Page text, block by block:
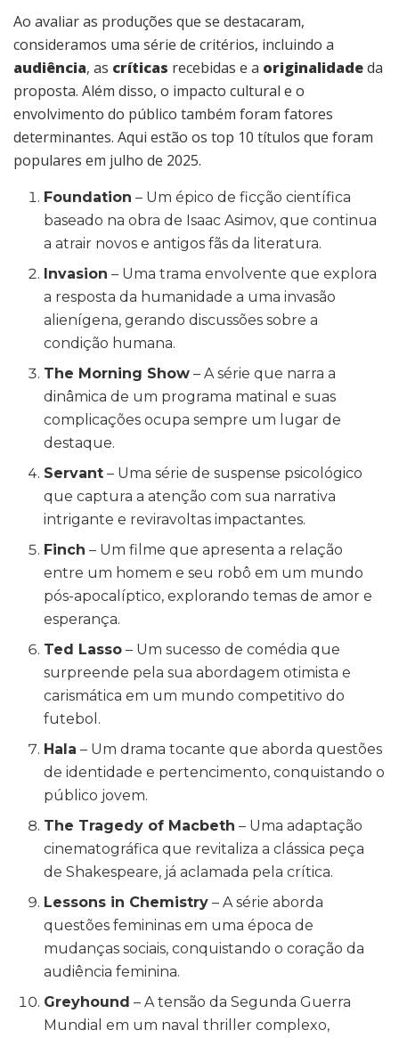
Ao avaliar as produções que se destacaram,
consideramos uma série de critérios, incluindo a
audiência, as críticas recebidas e a originalidadeda
proposta. Além disso, o impacto cultural e o
envolvimento do público também foram fatores
determinantes. Aqui estão os top 10 títulos que foram
populares em julho de 2025.
Foundation – Um épico de ficção científica
baseado na obra de Isaac Asimov, que continua
a atrair novos e antigos fãs da literatura.
Invasion – Uma trama envolvente que explora
a resposta da humanidade a uma invasão
alienígena, gerando discussões sobre a
condição humana.
The Morning Show – A série que narra a
dinâmica de um programa matinal e suas
complicações ocupa sempre um lugar de
destaque.
Servant – Uma série de suspense psicológico
que captura a atenção com sua narrativa
intrigante e reviravoltas impactantes.
Finch – Um filme que apresenta a relação
entre um homem e seu robô em um mundo
pós-apocalíptico, explorando temas de amor e
esperança.
Ted Lasso – Um sucesso de comédia que
surpreende pela sua abordagem otimista e
carismática em um mundo competitivo do
futebol.
Hala – Um drama tocante que aborda questões
de identidade e pertencimento, conquistando o
público jovem.
The Tragedy of Macbeth – Uma adaptação
cinematográfica que revitaliza a clássica peça
de Shakespeare, já aclamada pela crítica.
Lessons in Chemistry – A série aborda
questões femininas em uma época de
mudanças sociais, conquistando o coração da
audiência feminina.
Greyhound – A tensão da Segunda Guerra
Mundial em um naval thriller complexo,